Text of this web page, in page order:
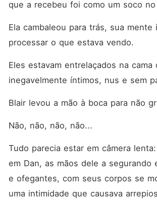
que a recebeu foi como um soco
Ela cambaleou para trás, sua mente
processar o que estava vendo.
Eles estavam entrelaçados na cama
inegavelmente íntimos, nus e sem
Blair levou a mão à boca para não
Não, não, não, não...
Tudo parecia estar em câmera
em Dan, as mãos dele a segurando
e ofegantes, com seus corpos se
uma intimidade que causava